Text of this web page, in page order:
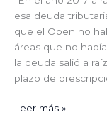
esa deuda
que el Open no
áreas que no
la deuda salió a
plazo de
Leer más »